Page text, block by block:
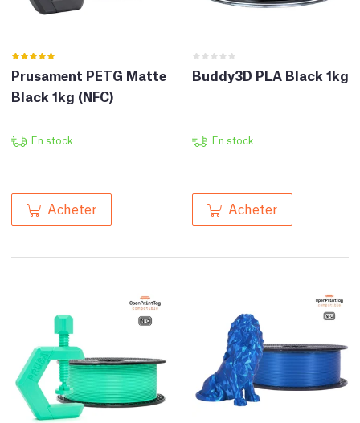
Prusament PETG Matte
Black 1kg (NFC)
En stock
Acheter
Buddy3D PLA Black 1kg
En stock
Acheter